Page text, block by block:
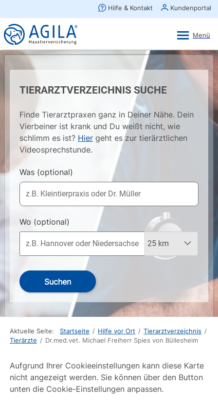
TIERARZTVERZEICHNIS SUCHE
Finde Tierarztpraxen ganz in Deiner Nähe. Dein
Vierbeiner ist krank und Du weißt nicht, wie
schlimm es ist? Hier geht es zur tierärztlichen
Videosprechstunde.
Was (optional)
Wo (optional)
Suchen
Aktuelle Seite: Startseite / Hilfe vor Ort / Tierarztverzeichnis /
Tierärzte / Dr.med.vet. Michael Freiherr Spies von Büllesheim
Aufgrund Ihrer Cookieeinstellungen kann diese Karte
nicht angezeigt werden. Sie können über den Button
unten die Cookie-Einstellungen anpassen.
×
AGILA Kunden-App
Gratis - Im Play Store laden
Ansehen